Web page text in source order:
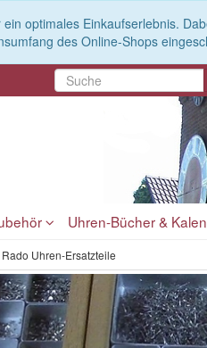
optimales Einkaufserlebnis.
des Online-Shops
Uhren-Bücher &
Rado Uhren-Ersatzteile